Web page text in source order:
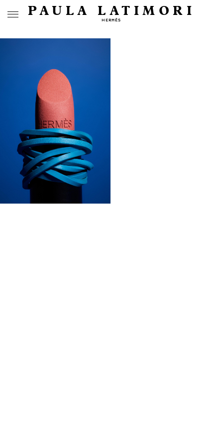
PAULA LATIMORI
HERMÈS